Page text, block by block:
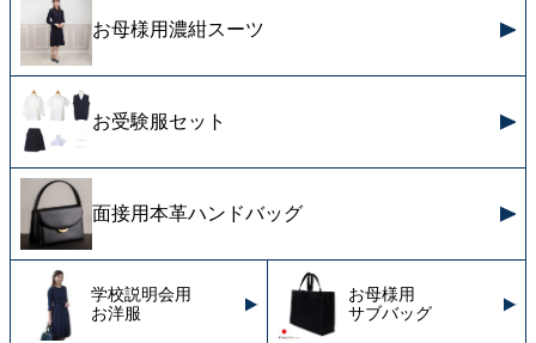
お母様用濃紺スーツ
お受験服セット
面接用本革ハンドバッグ
学校説明会用
お洋服
お母様用
サブバッグ